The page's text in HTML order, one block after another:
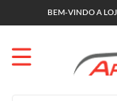
BEM-VINDO A